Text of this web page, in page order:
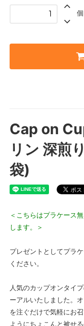
個
Cap on
リン 深煎
袋)
＜こちらはプラケース
します。＞
プレゼントとしてプラ
ください。
人気のカップオンタイ
ーアルいたしました。
を注ぐだけで気軽にお
ようにちょこんと被せ